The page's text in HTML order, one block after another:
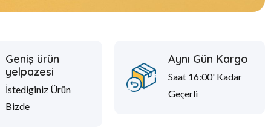
Geniş ürün
yelpazesi
İstediginiz Ürün
Bizde
Aynı Gün Kargo
Saat 16:00' Kadar
Geçerli